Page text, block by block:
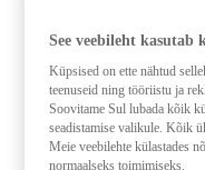
See veebileht kasutab
Küpsised on ette nähtud
teenuseid ning tööriistu ja
Soovitame Sul lubada kõik
seadistamise valikule. Kõik
Meie veebilehte külastades
normaalseks toimimiseks.